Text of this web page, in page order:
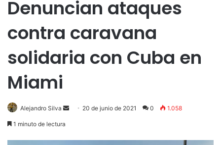
Denuncian ataques
contra caravana
solidaria con Cuba en
Miami
Alejandro Silva
Send 20 de junio de 2021 0 1.058
1 minuto de lectura